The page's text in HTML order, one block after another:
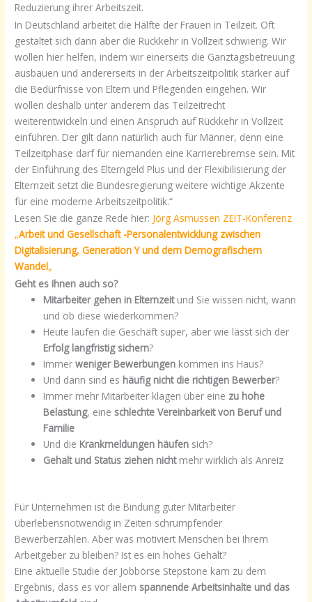
Reduzierung ihrer Arbeitszeit.
In Deutschland arbeitet die Hälfte der Frauen in Teilzeit. Oft
gestaltet sich dann aber die Rückkehr in Vollzeit schwierig. Wir
wollen hier helfen, indem wir einerseits die Ganztagsbetreuung
ausbauen und andererseits in der Arbeitszeitpolitik stärker auf
die Bedürfnisse von Eltern und Pflegenden eingehen. Wir
wollen deshalb unter anderem das Teilzeitrecht
weiterentwickeln und einen Anspruch auf Rückkehr in Vollzeit
einführen. Der gilt dann natürlich auch für Männer, denn eine
Teilzeitphase darf für niemanden eine Karrierebremse sein. Mit
der Einführung des Elterngeld Plus und der Flexibilisierung der
Elternzeit setzt die Bundesregierung weitere wichtige Akzente
für eine moderne Arbeitszeitpolitik.“
Lesen Sie die ganze Rede hier: Jörg Asmussen ZEIT-Konferenz
„Arbeit und Gesellschaft -Personalentwicklung zwischen
Digitalisierung, Generation Y und dem Demografischem
Wandel„
Geht es Ihnen auch so?
Mitarbeiter gehen in Elternzeit und Sie wissen nicht, wann
und ob diese wiederkommen?
Heute laufen die Geschäft super, aber wie lässt sich der
Erfolg langfristig sichern?
Immerweniger Bewerbungen kommen ins Haus?
Und dann sind es häufig nicht die richtigen Bewerber?
Immer mehr Mitarbeiter klagen über eine zu hohe
Belastung, eine schlechte Vereinbarkeit von Beruf und
Familie
Und die Krankmeldungen häufen sich?
Gehalt und Status ziehen nichtmehr wirklich als Anreiz
Für Unternehmen ist die Bindung guter Mitarbeiter
überlebensnotwendig in Zeiten schrumpfender
Bewerberzahlen. Aber was motiviert Menschen bei Ihrem
Arbeitgeber zu bleiben? Ist es ein hohes Gehalt?
Eine aktuelle Studie der Jobbörse Stepstone kam zu dem
Ergebnis, dass es vor allem spannende Arbeitsinhalte und das